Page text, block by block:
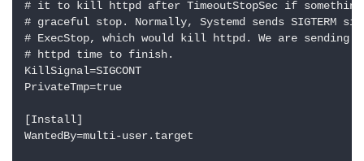
# it to kill httpd after TimeoutStopSec if something
# graceful stop. Normally, Systemd sends SIGTERM
# ExecStop, which would kill httpd. We are sending
# httpd time to finish.
KillSignal=SIGCONT
PrivateTmp=true
[Install]
WantedBy=multi-user.target